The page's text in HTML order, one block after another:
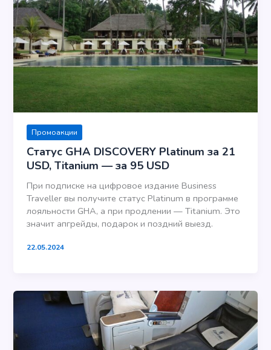
Промоакции
Статус GHA DISCOVERY Platinum за 21
USD, Titanium — за 95 USD
При подписке на цифровое издание Business
Traveller вы получите статус Platinum в программе
лояльности GHA, а при продлении — Titanium. Это
значит апгрейды, подарок и поздний выезд.
22.05.2024